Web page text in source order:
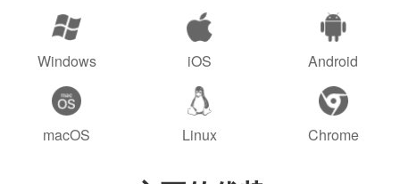
Windows iOS Android
macOS Linux Chrome